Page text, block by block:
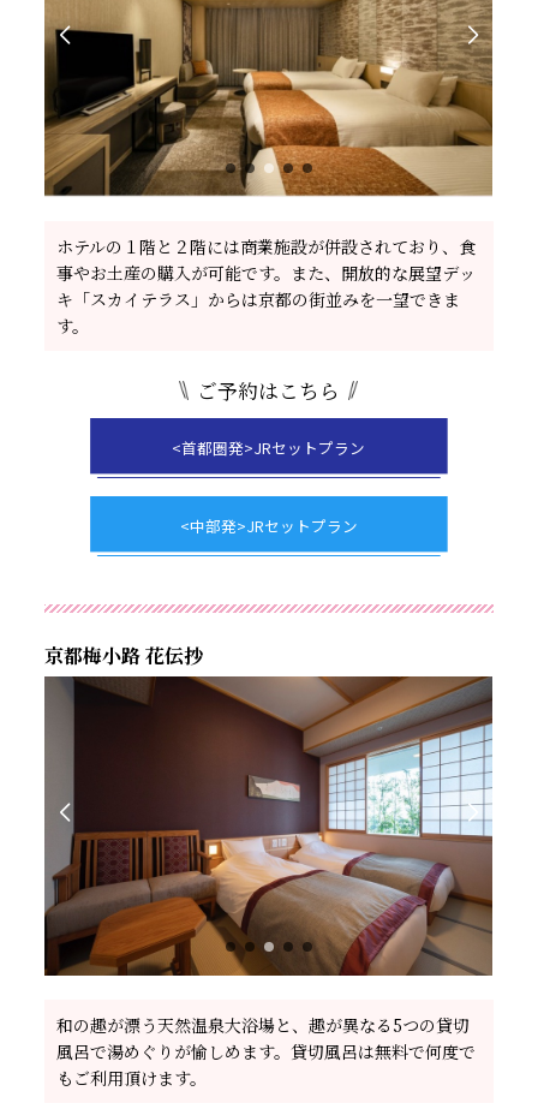
ホテルの１階と２階には商業施設が併設されており、食
事やお土産の購入が可能です。また、開放的な展望デッ
キ「スカイテラス」からは京都の街並みを一望できま
す。
ご予約はこちら
<首都圏発>JRセットプラン
<中部発>JRセットプラン
京都梅小路 花伝抄
和の趣が漂う天然温泉大浴場と、趣が異なる5つの貸切
風呂で湯めぐりが愉しめます。貸切風呂は無料で何度で
もご利用頂けます。